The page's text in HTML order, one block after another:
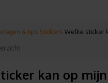
& tips Stickers Welke sticker
kan op mijn